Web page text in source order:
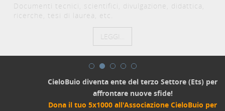
Documenti tecnici, scientifici, divulgazione, didattica,
ricerche, tesi di laurea, etc.
LEGGI...
CieloBuio diventa ente del terzo Settore (Ets) per
affrontare nuove sfide!
Dona il tuo 5x1000 all'Associazione CieloBuio per